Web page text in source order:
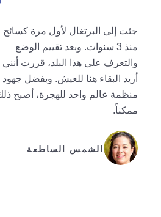
جئت إلى البرتغال لأول مرة كسائح
منذ 3 سنوات. وبعد تقييم الوضع
والتعرف على هذا البلد، قررت أنني
أريد البقاء هنا للعيش. وبفضل جهود
منظمة عالم واحد للهجرة، أصبح ذلك
ممكناً.